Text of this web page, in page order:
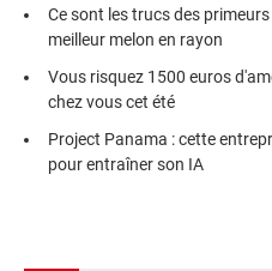
Ce sont les trucs des
meilleur melon en rayon
Vous risquez 1500 euros
chez vous cet été
Project Panama : cette
pour entraîner son IA